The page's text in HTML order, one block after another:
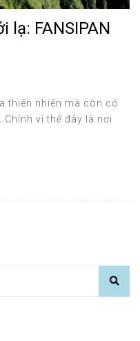
lạ: FANSIPAN
thiên nhiên mà còn có
vì thế đây là nơi